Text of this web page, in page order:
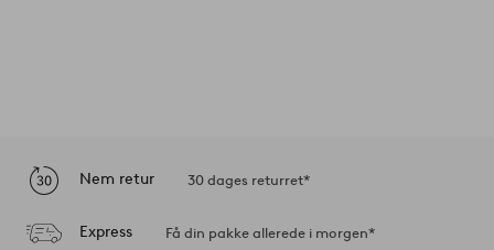
Nem retur 30 dages returret*
Express Få din pakke allerede i morgen*